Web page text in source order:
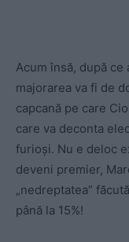
Acum însă, după ce
majorarea va fi de
capcană pe care
care va deconta
furioși. Nu e deloc
deveni premier,
„nedreptatea”
până la 15%!